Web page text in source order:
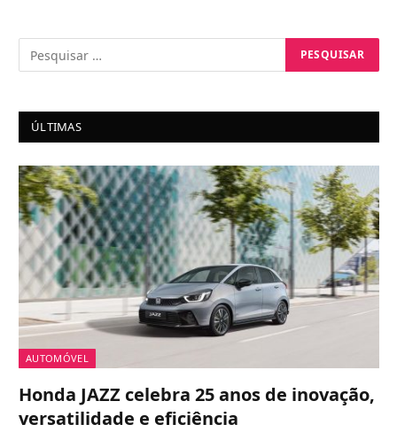
ÚLTIMAS
AUTOMÓVEL
Honda JAZZ celebra 25 anos de inovação,
versatilidade e eficiência